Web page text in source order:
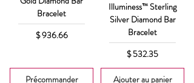
Bracelet
Prix
$ 936.66
Précommander
Illuminess™ Sterling
Silver Diamond Bar
Bracelet
Prix
$ 532.35
Ajouter au panier